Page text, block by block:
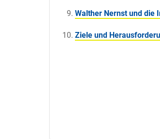
Walther Nernst und die
Ziele und